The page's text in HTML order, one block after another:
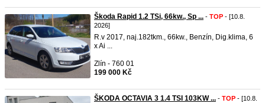
Škoda Rapid 1.2 TSi, 66kw., Sp ... - TOP - [10.8.
2026]
R.v 2017, naj.182tkm., 66kw., Benzín, Dig.klima, 6
x Ai ...
Zlín - 760 01
199 000 Kč
ŠKODA OCTAVIA 3 1.4 TSI 103KW ... - TOP - [10.8.